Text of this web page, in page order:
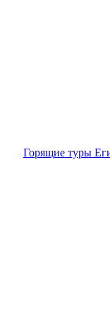
Горящие туры